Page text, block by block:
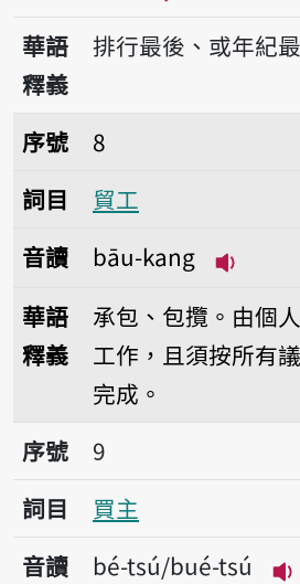
播放音讀ban
華語
釋義
排行最後、或年紀
序號8貿工
序號
8
詞目
貿工
音讀
bāu-kang
華語
釋義
承包、包攬。由個
工作，且須按所有
完成。
序號9買主
序號
9
詞目
買主
音讀
bé-tsú/bué-tsú